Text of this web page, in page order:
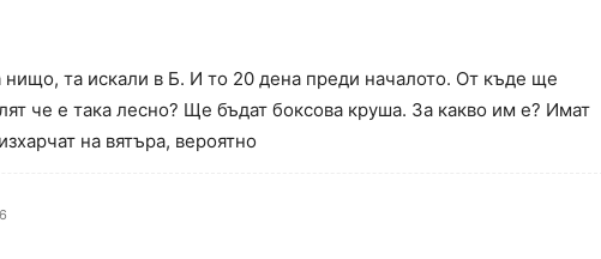
нищо, та искали в Б. И то 20 дена преди началото. От къде ще
че е така лесно? Ще бъдат боксова круша. За какво им е? Имат
на вятъра, вероятно